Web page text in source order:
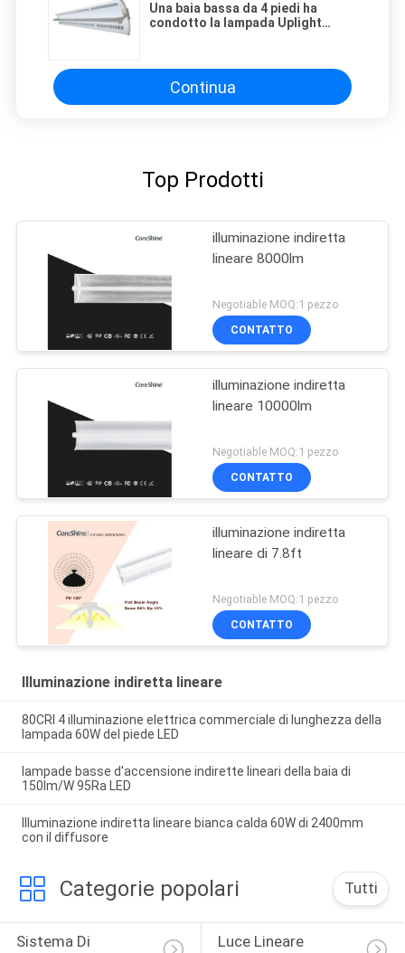
Una baia bassa da 4 piedi ha
condotto la lampada Uplight
Continua
Top Prodotti
illuminazione indiretta
lineare 8000lm
Negotiable MOQ:1 pezzo
CONTATTO
illuminazione indiretta
lineare 10000lm
Negotiable MOQ:1 pezzo
CONTATTO
illuminazione indiretta
lineare di 7.8ft
Negotiable MOQ:1 pezzo
CONTATTO
Illuminazione indiretta lineare
80CRI 4 illuminazione elettrica commerciale di lunghezza della
lampada 60W del piede LED
lampade basse d'accensione indirette lineari della baia di
150lm/W 95Ra LED
Illuminazione indiretta lineare bianca calda 60W di 2400mm
con il diffusore
Categorie popolari Tutti
Sistema Di
Luce Lineare